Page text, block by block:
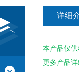
详细
本产品仅
更多产品